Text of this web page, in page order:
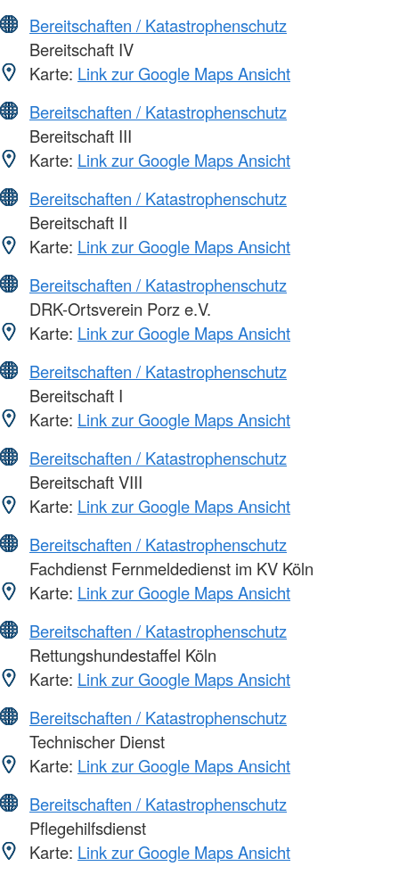
Bereitschaften / Katastrophenschutz
Bereitschaft IV
Karte: Link zur Google Maps Ansicht
Bereitschaften / Katastrophenschutz
Bereitschaft III
Karte: Link zur Google Maps Ansicht
Bereitschaften / Katastrophenschutz
Bereitschaft II
Karte: Link zur Google Maps Ansicht
Bereitschaften / Katastrophenschutz
DRK-Ortsverein Porz e.V.
Karte: Link zur Google Maps Ansicht
Bereitschaften / Katastrophenschutz
Bereitschaft I
Karte: Link zur Google Maps Ansicht
Bereitschaften / Katastrophenschutz
Bereitschaft VIII
Karte: Link zur Google Maps Ansicht
Bereitschaften / Katastrophenschutz
Fachdienst Fernmeldedienst im KV Köln
Karte: Link zur Google Maps Ansicht
Bereitschaften / Katastrophenschutz
Rettungshundestaffel Köln
Karte: Link zur Google Maps Ansicht
Bereitschaften / Katastrophenschutz
Technischer Dienst
Karte: Link zur Google Maps Ansicht
Bereitschaften / Katastrophenschutz
Pflegehilfsdienst
Karte: Link zur Google Maps Ansicht